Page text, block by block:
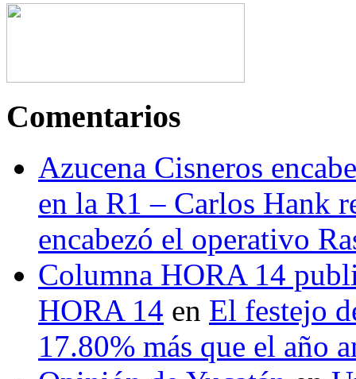
Comentarios
Azucena Cisneros
en la R1 – Carlos Hank
encabezó el operativo
Columna HORA 14
HORA 14 en El festejo
17.80% más que el año